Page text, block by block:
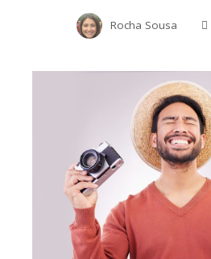
Rocha Sousa